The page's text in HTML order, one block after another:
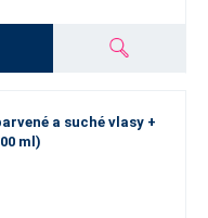
a suché vlasy +
ml)